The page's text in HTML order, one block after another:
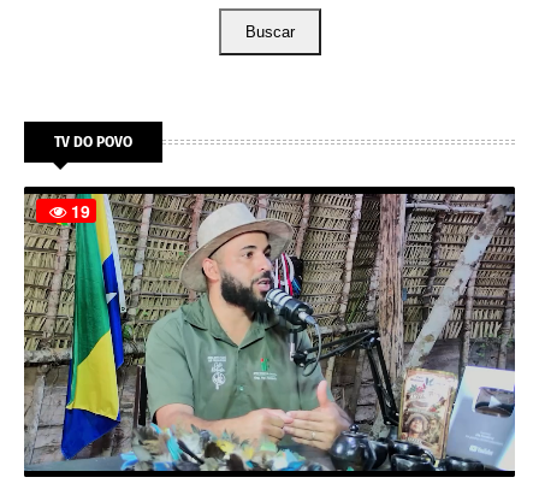
Buscar
TV DO POVO